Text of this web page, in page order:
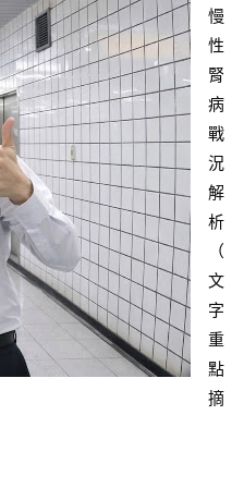
慢
性
腎
病
戰
況
解
析
（
文
字
重
點
摘